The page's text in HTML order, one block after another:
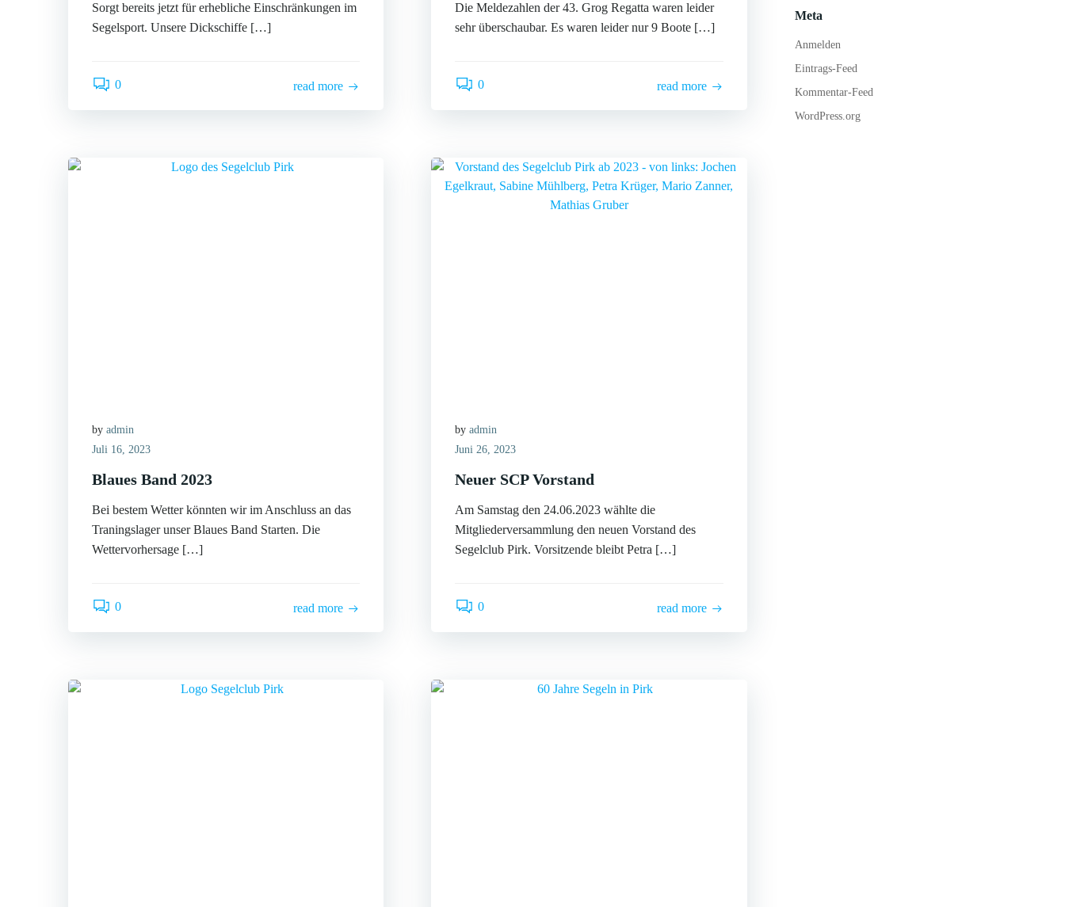
Sorgt bereits jetzt für erhebliche Einschränkungen im
Segelsport. Unsere Dickschiffe […]
0 read more
Die Meldezahlen der 43. Grog Regatta waren leider
sehr überschaubar. Es waren leider nur 9 Boote […]
0 read more
by admin
Juli 16, 2023
Blaues Band 2023
Bei bestem Wetter könnten wir im Anschluss an das
Traningslager unser Blaues Band Starten. Die
Wettervorhersage […]
0 read more
byadmin
Juni 26, 2023
Neuer SCP Vorstand
Am Samstag den 24.06.2023 wählte die
Mitgliederversammlung den neuen Vorstand des
Segelclub Pirk. Vorsitzende bleibt Petra […]
0 read more
Meta
Anmelden
Eintrags-Feed
Kommentar-Feed
WordPress.org